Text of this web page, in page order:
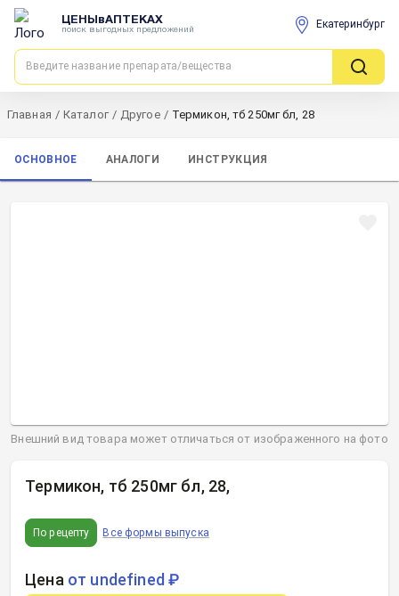
ЦЕНЫвАПТЕКАХ
поиск выгодных предложений Екатеринбург
Главная / Каталог / Другое / Термикон, тб 250мг бл, 28
ОСНОВНОЕ АНАЛОГИ ИНСТРУКЦИЯ
Термикон, тб 250мг бл, 28,
По рецепту Все формы выпуска
Цена от undefined ₽
Внешний вид товара может отличаться от изображенного на фото